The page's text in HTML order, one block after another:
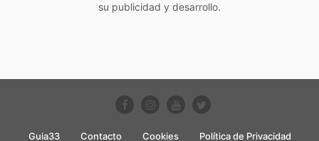
su publicidad y desarrollo.
Guia33 Contacto Cookies Política de Privacidad